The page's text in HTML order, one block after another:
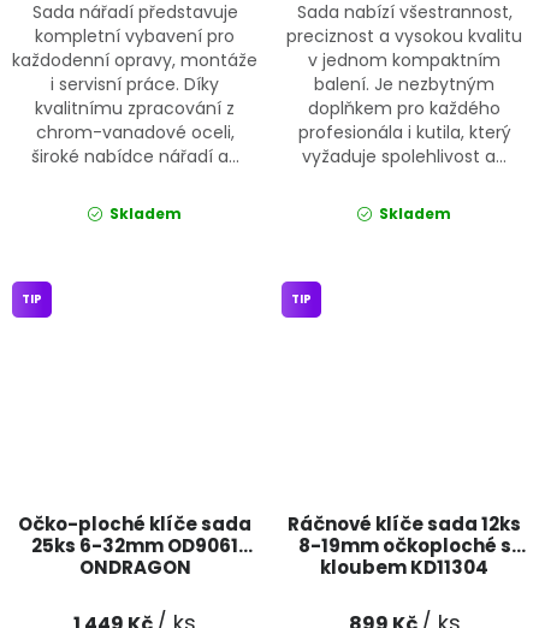
Sada nářadí představuje
kompletní vybavení pro
každodenní opravy, montáže
i servisní práce. Díky
kvalitnímu zpracování z
chrom-vanadové oceli,
široké nabídce nářadí a...
Skladem
Sada nabízí všestrannost,
preciznost a vysokou kvalitu
v jednom kompaktním
balení. Je nezbytným
doplňkem pro každého
profesionála i kutila, který
vyžaduje spolehlivost a...
Skladem
Očko-ploché klíče sada
25ks 6-32mm OD9061
ONDRAGON
TIP
Ráčnové klíče sada 12ks
8-19mm očkoploché s
kloubem KD11304
TIP